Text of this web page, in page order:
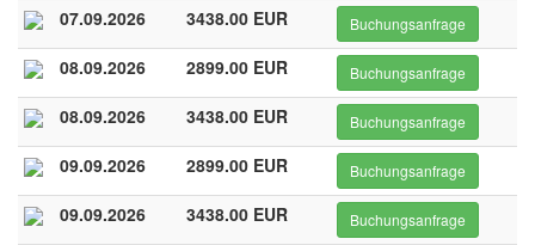
07.09.2026 3438.00 EUR Buchungsanfrage
08.09.2026 2899.00 EUR Buchungsanfrage
08.09.2026 3438.00 EUR Buchungsanfrage
09.09.2026 2899.00 EUR Buchungsanfrage
09.09.2026 3438.00 EUR Buchungsanfrage